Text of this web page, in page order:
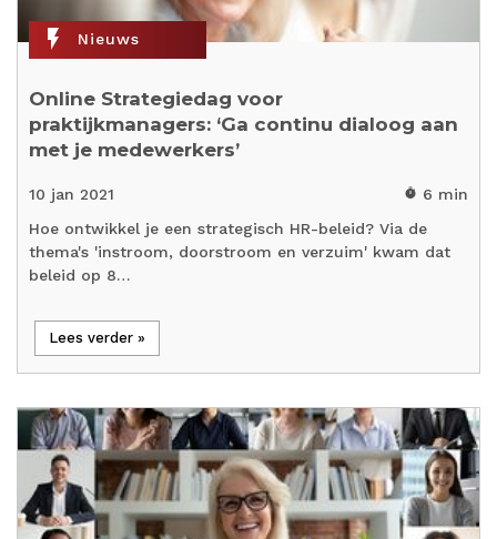
flash_on Nieuws
Online Strategiedag voor
praktijkmanagers: ‘Ga continu dialoog aan
met je medewerkers’
10 jan 2021 timer 6 min
Hoe ontwikkel je een strategisch HR-beleid? Via de
thema's 'instroom, doorstroom en verzuim' kwam dat
beleid op 8…
Lees verder »